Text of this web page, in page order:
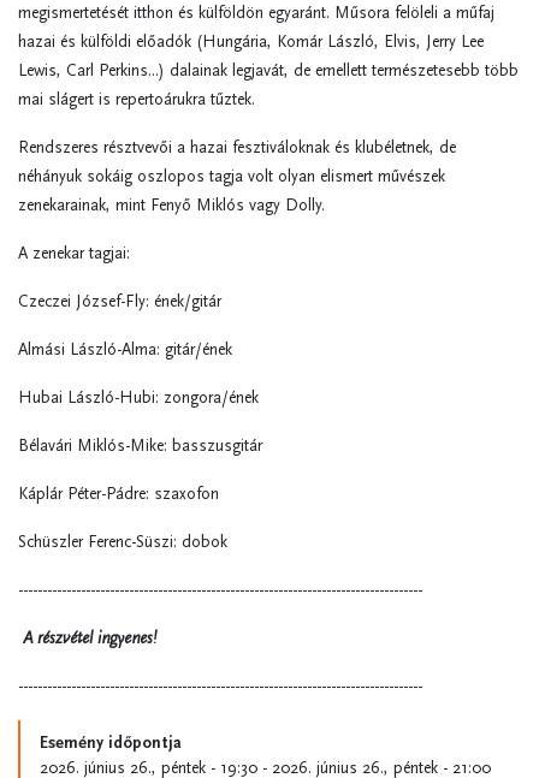
megismertetését itthon és kü lfö ldön egyaránt. Műsora felö leli a műfaj
hazai és kü lfö ldi előadók (Hungária, Komár Lászl ó, Elvis, Jerry Lee
Lewis, Carl Perkins...) dalainak legjavát, de emellett természetesebb több
mai slágert is repertoárukra tűztek.
Rendszeres résztvevői a hazai fesztiváloknak és klubéletnek, de
néhányuk sokáig oszlopos tagja volt olyan elismert művészek
zenekarainak, mint Fenyő Miklós vagy Dolly.
A zenekar tagjai:
Czeczei József-Fly: ének/gitár
Almási Lászl ó-Alma: gitár/ének
Hubai Lászl ó-Hubi: zongora/ének
Bé lavári Miklós-Mike: basszusgitár
Kápl ár Péter-Pádre: szaxofon
Schüszler Ferenc-Süszi: dobok
------------------------------------------------------------------------------------
A részvétel ingyenes!
------------------------------------------------------------------------------------
Esemény időpontja
2026. június 26., péntek - 19:30 - 2026. június 26., péntek - 21:00